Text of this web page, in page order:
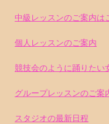
中級レッスンのご案内は
個人レッスンのご案内
競技会のように踊りたい
グループレッスンのご案
スタジオの最新日程